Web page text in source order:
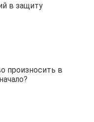
в защиту
произносить в